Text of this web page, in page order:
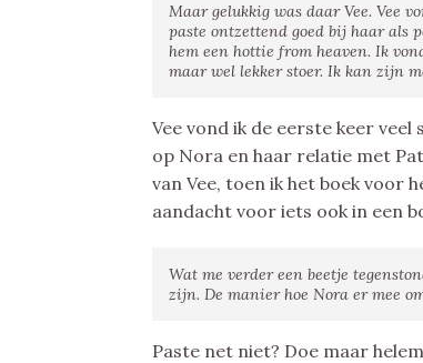
Maar gelukkig was daar Vee. Vee
paste ontzettend goed bij haar als
hem een hottie from heaven. Ik
maar wel lekker stoer. Ik kan zijn
Vee vond ik de eerste keer
op Nora en haar relatie met
van Vee, toen ik het boek voor
aandacht voor iets ook in een
Wat me verder een beetje
zijn. De manier hoe Nora er mee
Paste net niet? Doe maar